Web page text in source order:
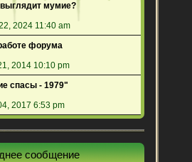
выглядит мумие?
2024 11:40 am
форума
2014 10:10 pm
спасы - 1979"
2017 6:53 pm
сообщение